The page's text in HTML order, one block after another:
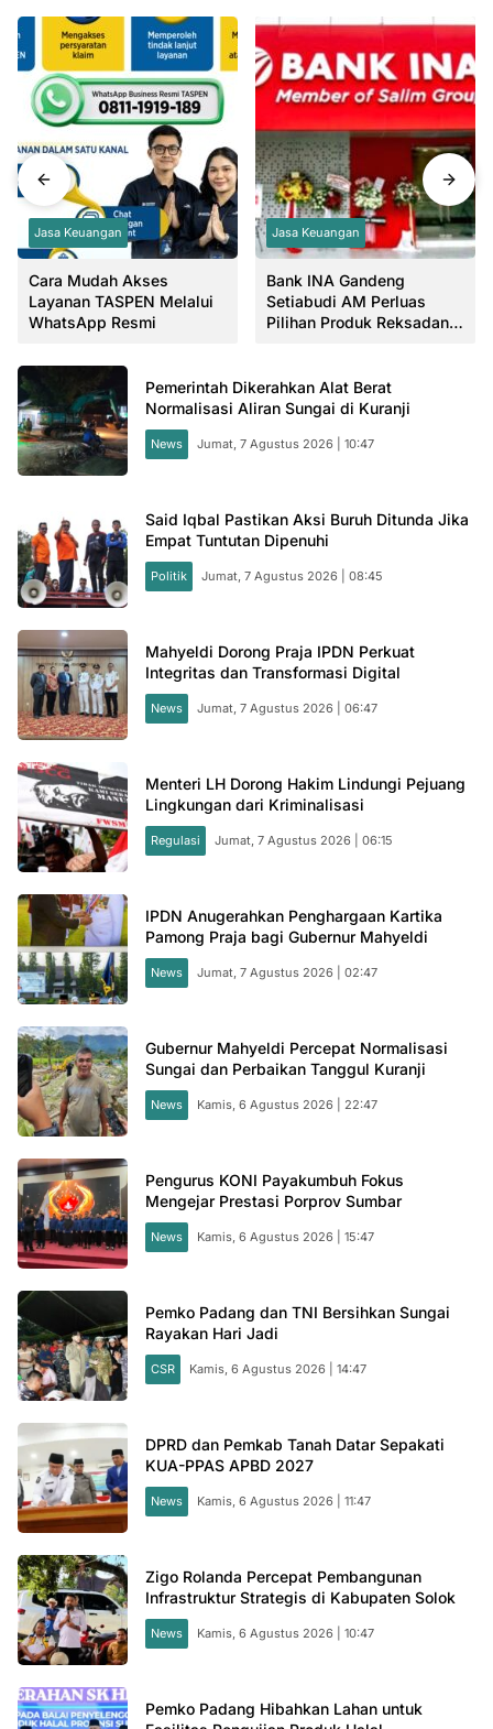
Jasa Keuangan
Cara Mudah Akses
Layanan TASPEN Melalui
WhatsApp Resmi
Jasa Keuangan
Bank INA Gandeng
Setiabudi AM Perluas
Pilihan Produk Reksadana
Pemerintah Dikerahkan Alat Berat
Normalisasi Aliran Sungai di Kuranji
News Jumat, 7 Agustus 2026 | 10:47
Said Iqbal Pastikan Aksi Buruh Ditunda Jika
Empat Tuntutan Dipenuhi
Politik Jumat, 7 Agustus 2026 | 08:45
Mahyeldi Dorong Praja IPDN Perkuat
Integritas dan Transformasi Digital
News Jumat, 7 Agustus 2026 | 06:47
Menteri LH Dorong Hakim Lindungi Pejuang
Lingkungan dari Kriminalisasi
Regulasi Jumat, 7 Agustus 2026 | 06:15
IPDN Anugerahkan Penghargaan Kartika
Pamong Praja bagi Gubernur Mahyeldi
News Jumat, 7 Agustus 2026 | 02:47
Gubernur Mahyeldi Percepat Normalisasi
Sungai dan Perbaikan Tanggul Kuranji
News Kamis, 6 Agustus 2026 | 22:47
Pengurus KONI Payakumbuh Fokus
Mengejar Prestasi Porprov Sumbar
News Kamis, 6 Agustus 2026 | 15:47
Pemko Padang dan TNI Bersihkan Sungai
Rayakan Hari Jadi
CSR Kamis, 6 Agustus 2026 | 14:47
DPRD dan Pemkab Tanah Datar Sepakati
KUA-PPAS APBD 2027
News Kamis, 6 Agustus 2026 | 11:47
Zigo Rolanda Percepat Pembangunan
Infrastruktur Strategis di Kabupaten Solok
News Kamis, 6 Agustus 2026 | 10:47
Pemko Padang Hibahkan Lahan untuk